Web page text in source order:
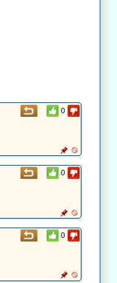
0
0
0